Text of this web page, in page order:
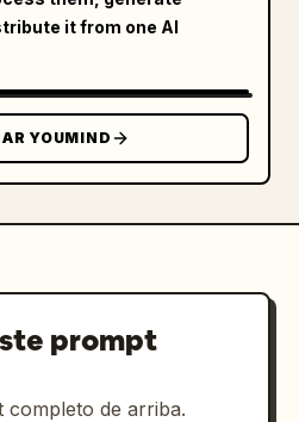
it from one AI
YOUMIND
prompt
completo de arriba.